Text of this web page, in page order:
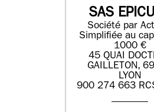
SAS
Société par
Simplifiée au
1000 €
45 QUAI
GAILLETON,
LYON
900 274 663